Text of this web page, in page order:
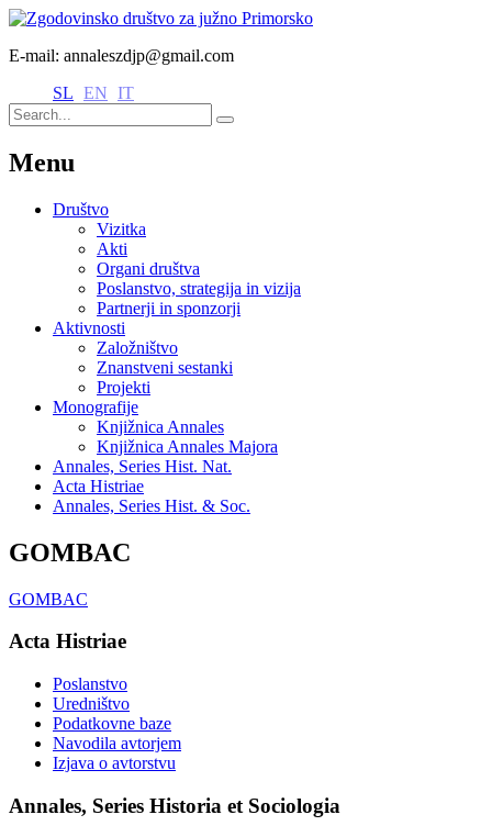
E-mail: annaleszdjp@gmail.com
SL EN IT
Menu
Društvo
Vizitka
Akti
Organi društva
Poslanstvo, strategija in vizija
Partnerji in sponzorji
Aktivnosti
Založništvo
Znanstveni sestanki
Projekti
Monografije
Knjižnica Annales
Knjižnica Annales Majora
Annales, Series Hist. Nat.
Acta Histriae
Annales, Series Hist. & Soc.
GOMBAC
GOMBAC
Acta Histriae
Poslanstvo
Uredništvo
Podatkovne baze
Navodila avtorjem
Izjava o avtorstvu
Annales, Series Historia et Sociologia